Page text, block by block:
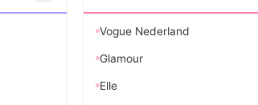
Vogue Nederland
Glamour
Elle